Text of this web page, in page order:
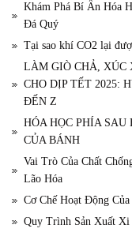
Khám Phá Bí Ẩn Hóa
Đá Quý
Tại sao khí CO2 lại
LÀM GIÒ CHẢ, XÚC
CHO DỊP TẾT 2025:
ĐẾN Z
HÓA HỌC PHÍA SAU
CỦA BÁNH
Vai Trò Của Chất
Lão Hóa
Cơ Chế Hoạt Động
Quy Trình Sản Xuất Xi